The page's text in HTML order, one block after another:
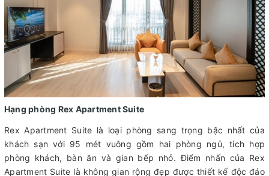
Hạng phòng Rex Apartment Suite
Rex Apartment Suite là loại phòng sang trọng bậc nhất của
khách sạn với 95 mét vuông gồm hai phòng ngủ, tích hợp
phòng khách, bàn ăn và gian bếp nhỏ. Điểm nhấn của Rex
Apartment Suite là không gian rộng đẹp được thiết kế độc đáo